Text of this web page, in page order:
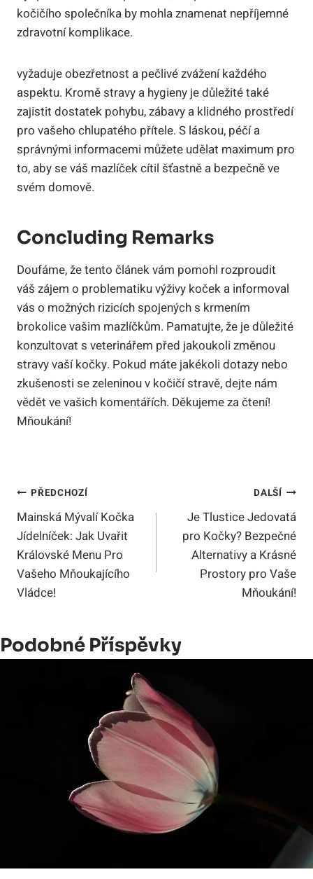
kočičího společníka by mohla znamenat nepříjemné
zdravotní komplikace.
vyžaduje obezřetnost a pečlivé zvážení každého
aspektu. Kromě stravy a hygieny je důležité také
zajistit dostatek pohybu, zábavy a klidného prostředí
pro vašeho chlupatého přítele. S láskou, péčí a
správnými informacemi můžete udělat maximum pro
to, aby se váš mazlíček cítil šťastně a bezpečně ve
svém domově.
Concluding Remarks
Doufáme, že tento článek vám pomohl rozproudit
váš zájem o problematiku výživy koček a informoval
vás o možných rizicích spojených s krmením
brokolice vašim mazlíčkům. Pamatujte, že je důležité
konzultovat s veterinářem před jakoukoli změnou
stravy vaší kočky. Pokud máte jakékoli dotazy nebo
zkušenosti se zeleninou v kočičí stravě, dejte nám
vědět ve vašich komentářích. Děkujeme za čtení!
Mňoukání!
Navigace
Pro
Příspěvek
PŘEDCHOZÍ
Mainská Mývalí Kočka
Jídelníček: Jak Uvařit
Královské Menu Pro
Vašeho Mňoukajícího
Vládce!
DALŠÍ
Je Tlustice Jedovatá
pro Kočky? Bezpečné
Alternativy a Krásné
Prostory pro Vaše
Mňoukání!
Podobné Příspěvky